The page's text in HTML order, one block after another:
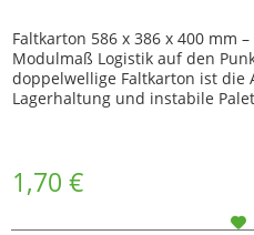
Faltkarton 586 x 386 x 400 mm
Modulmaß Logistik auf den
doppelwellige Faltkarton ist die
Lagerhaltung und instabile
1,70 €